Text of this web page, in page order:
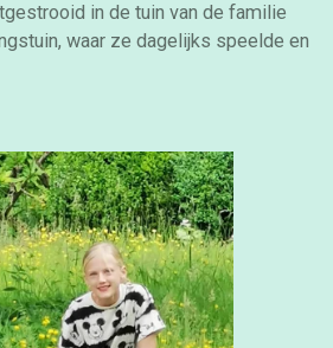
in de tuin van de familie
waar ze dagelijks speelde en